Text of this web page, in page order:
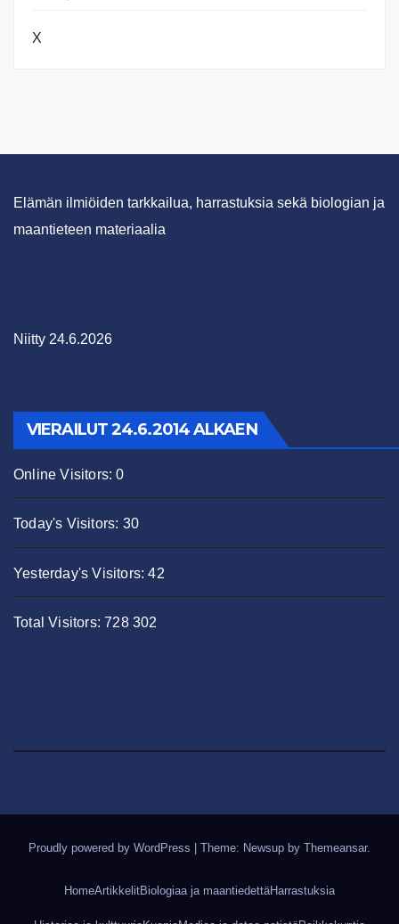
X
Elämän ilmiöiden tarkkailua, harrastuksia sekä biologian ja
maantieteen materiaalia
Niitty 24.6.2026
VIERAILUT 24.6.2014 ALKAEN
Online Visitors:0
Today's Visitors: 30
Yesterday's Visitors:42
Total Visitors:728 302
Proudly powered by WordPress Theme: Newsup by Themeansar.
HomeArtikkelitBiologiaa ja maantiedettäHarrastuksia